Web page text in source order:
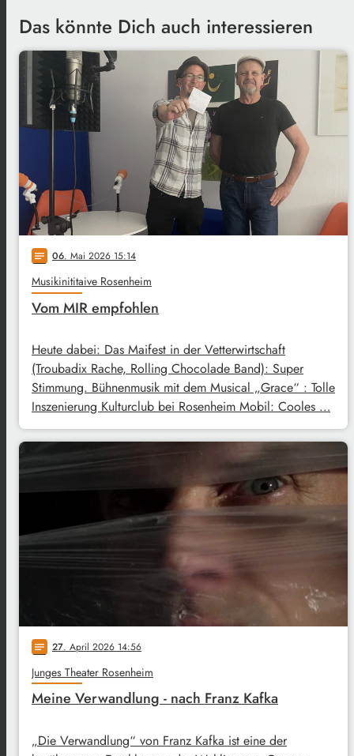
Das könnte Dich auch interessieren
notes 06. Mai 2026 15:14
Musikinititaive Rosenheim
Vom MIR empfohlen
Heute dabei: Das Maifest in der Vetterwirtschaft
(Troubadix Rache, Rolling Chocolade Band): Super
Stimmung. Bühnenmusik mit dem Musical „Grace“ : Tolle
Inszenierung Kulturclub bei Rosenheim Mobil: Cooles …
notes 27. April 2026 14:56
Junges Theater Rosenheim
Meine Verwandlung - nach Franz Kafka
„Die Verwandlung“ von Franz Kafka ist eine der